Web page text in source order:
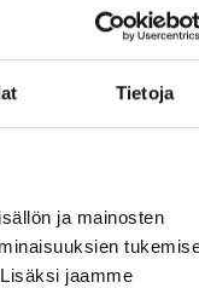
Tietoja
ja mainosten
jaamme